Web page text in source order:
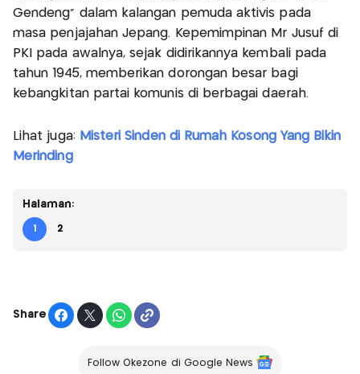
Gendeng" dalam kalangan pemuda aktivis pada
masa penjajahan Jepang. Kepemimpinan Mr Jusuf di
PKI pada awalnya, sejak didirikannya kembali pada
tahun 1945, memberikan dorongan besar bagi
kebangkitan partai komunis di berbagai daerah.
Lihat juga: Misteri Sinden di Rumah Kosong Yang Bikin
Merinding
Halaman:
1 2
Share
Follow Okezone di Google News